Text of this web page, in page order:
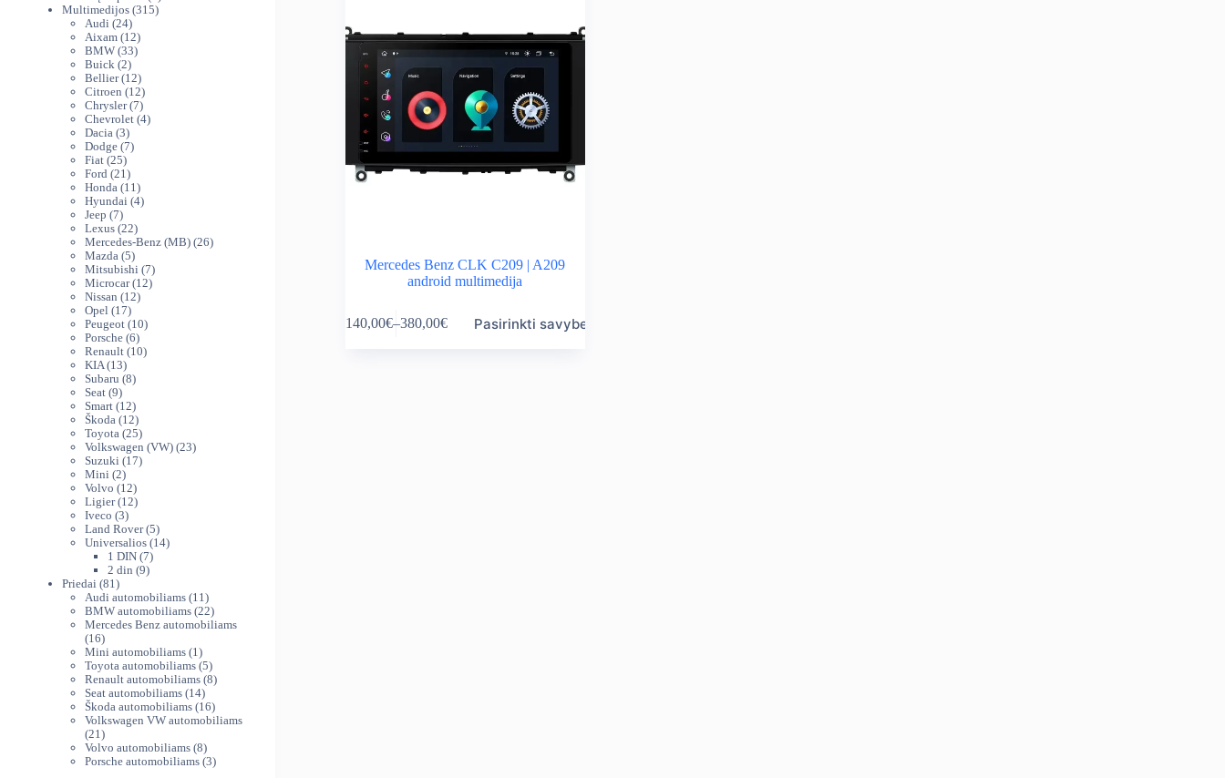
Mercedes Benz CLK C209 | A209
android multimedija
140,00€–380,00€
Price
Pasirinkti savybes
product
produktai
Multimedijos 315315
Audi 2424
produktai
Aixam 1212
produktų
BMW 3333
Buick 22
produktai
Bellier 1212
produktų
Citroen 1212
produktų
Chrysler 77
produktai
Chevrolet 44
Dacia 33
produktai
Dodge 77
Fiat 2525
produktai
Ford 21 21
produktas
Honda 11 11
produktų
Hyundai 44
Jeep 77
produktai
Lexus 2222
produktai
Mercedes-Benz (MB) 2626
Mazda 55
produktai
Mitsubishi 77
produktai
Microcar 1212
Nissan 1212
Opel 1717
produktų
Peugeot 1010
Porsche 66
produktai
Renault 1010
KIA 1313
produktų
Subaru 88
Seat 99
produktai
Smart 1212
produktų
Škoda 1212
produktų
Toyota 2525
produktai
Volkswagen (VW) 2323
Suzuki 1717
Mini 22
produktai
Volvo 1212
produktų
Ligier 1212
Iveco 33
produktai
Land Rover 55
produktai
Universalios 1414
1 DIN 77
produktai
2 din 99
Priedai 81 81
produktas
Audi automobiliams 11 11
produktų
BMW automobiliams 2222
produktai
Mercedes Benz automobiliams
1616
produktų
Mini automobiliams 1 1
produktas
Toyota automobiliams 55
produktai
Renault automobiliams 88
Seat automobiliams 1414
produktų
Škoda automobiliams 1616
produktų
Volkswagen VW automobiliams
21 21
produktas
Volvo automobiliams 88
produktai
Porsche automobiliams 33